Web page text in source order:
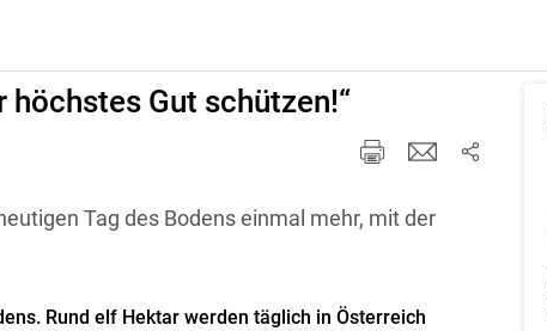
höchstes Gut schützen!“
Tag des Bodens einmal mehr, mit der
Rund elf Hektar werden täglich in Österreich